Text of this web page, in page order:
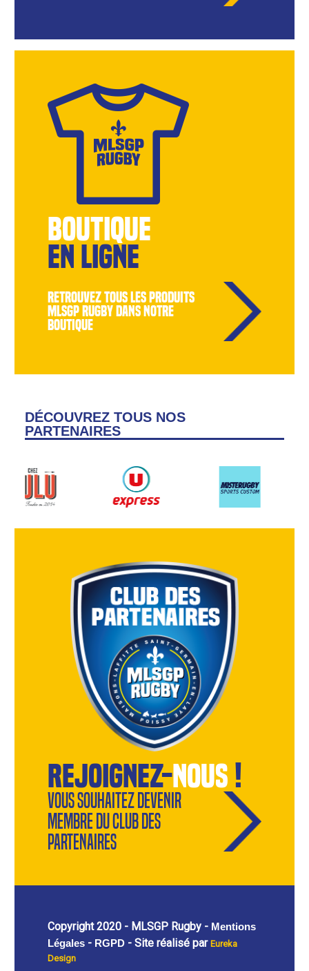
BOUTIQUE
EN LIGNE
retrouvez tous les produits
MLSGP Rugby dans notre
boutique
DÉCOUVREZ TOUS NOS
PARTENAIRES
rejoignez-nous !
Vous souhaitez devenir
membre du Club des
Partenaires
Copyright 2020 - MLSGP Rugby - Mentions
Légales - RGPD - Site réalisé par Eureka
Design